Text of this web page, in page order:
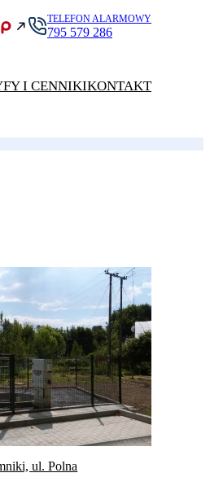
TELEFON ALARMOWY
795 579 286
I CENNIKIKONTAKT
ul. Polna